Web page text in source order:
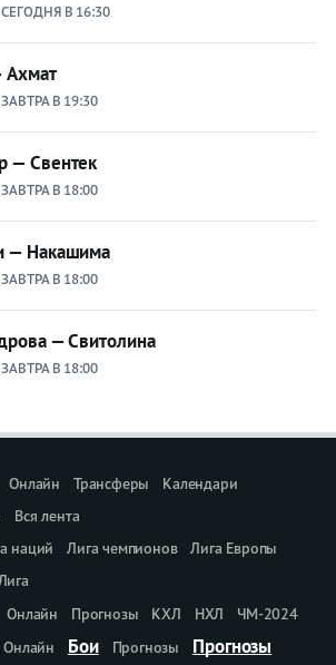
СЕГОДНЯ В 16:30
ЗАВТРА В 19:30
— Свентек
ЗАВТРА В 18:00
— Накашима
ЗАВТРА В 18:00
— Свитолина
ЗАВТРА В 18:00
Онлайн Трансферы
Календари
Вся лента
наций Лига чемпионов
Лига Европы
Онлайн Прогнозы КХЛ НХЛ ЧМ-2024
Онлайн Бои Прогнозы
Прогнозы